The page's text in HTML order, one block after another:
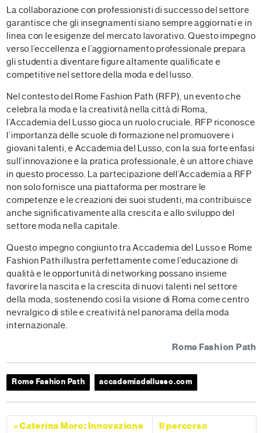
La collaborazione con professionisti di successo del settore
garantisce che gli insegnamenti siano sempre aggiornati e in
linea con le esigenze del mercato lavorativo. Questo impegno
verso l’eccellenza e l’aggiornamento professionale prepara
gli studenti a diventare figure altamente qualificate e
competitive nel settore della moda e del lusso.
Nel contesto del Rome Fashion Path (RFP), un evento che
celebra la moda e la creatività nella città di Roma,
l’Accademia del Lusso gioca un ruolo cruciale. RFP riconosce
l’importanza delle scuole di formazione nel promuovere i
giovani talenti, e Accademia del Lusso, con la sua forte enfasi
sull’innovazione e la pratica professionale, è un attore chiave
in questo processo. La partecipazione dell’Accademia a RFP
non solo fornisce una piattaforma per mostrare le
competenze e le creazioni dei suoi studenti, ma contribuisce
anche significativamente alla crescita e allo sviluppo del
settore moda nella capitale.
Questo impegno congiunto tra Accademia del Lusso e Rome
Fashion Path illustra perfettamente come l’educazione di
qualità e le opportunità di networking possano insieme
favorire la nascita e la crescita di nuovi talenti nel settore
della moda, sostenendo così la visione di Roma come centro
nevralgico di stile e creatività nel panorama della moda
internazionale.
Rome Fashion Path
Rome Fashion Path accademiadellusso.com
Caterina Moro: Innovazione
Il percorso